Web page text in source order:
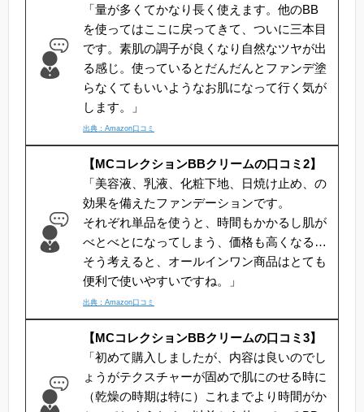
「量が多くてかなり長く使えます。他のBB
を使ってはここに戻ってきて、ついに三本目
です。素肌の調子が良くなり自然なツヤが出
る感じ。使っているとだんだんとファンデ塗
らなくてもいいようなお肌になって行く気が
します。」
出典：Amazon口コミ
【MCコレクションBBクリームの口コミ2】
「美容液、乳液、化粧下地、日焼け止め、の
効果を備えたファンデーションです。
それぞれ単品を使うと、時間もかかるし肌が
べとべとになってしまう、価格も高くなる…
そう考えると、オールインワン商品はとても
便利で使いやすいですね。」
出典：Amazon口コミ
【MCコレクションBBクリームの口コミ3】
「初めて購入しましたが、内容は良いのでし
ょうがテクスチャーが固めで肌にのせる時に
（乾燥の時期は特に）これまでより時間がか